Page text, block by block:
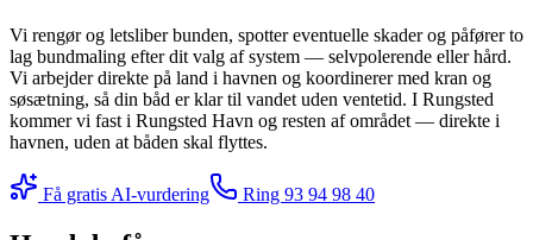
Vi rengør og letsliber bunden, spotter eventuelle skader og påfører to
lag bundmaling efter dit valg af system — selvpolerende eller hård.
Vi arbejder direkte på land i havnen og koordinerer med kran og
søsætning, så din båd er klar til vandet uden ventetid. I Rungsted
kommer vi fast i Rungsted Havn og resten af området — direkte i
havnen, uden at båden skal flyttes.
Få gratis AI-vurdering Ring 93 94 98 40